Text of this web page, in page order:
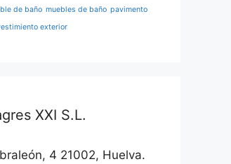
de baño muebles de baño pavimento
exterior
XXI S.L.
4 21002, Huelva.